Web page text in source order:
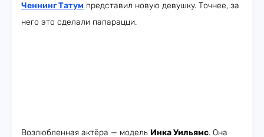
Ченнинг Татум представил новую девушку. Точнее, за
него это сделали папарацци.
Возлюбленная актёра — модель Инка Уильямс. Она